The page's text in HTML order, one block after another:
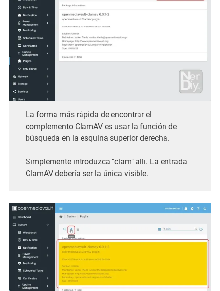
La forma más rápida de encontrar el
complemento ClamAV es usar la función de
búsqueda en la esquina superior derecha.
Simplemente introduzca "clam" allí. La entrada
ClamAV debería ser la única visible.